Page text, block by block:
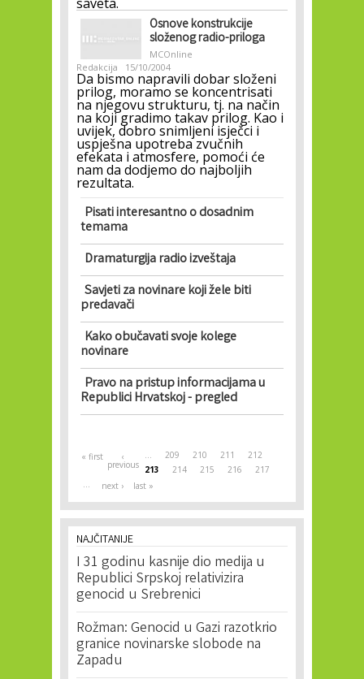
Osnove konstrukcije
složenog radio-priloga
MCOnline
Redakcija
15/10/2004
Da bismo napravili dobar složeni
prilog, moramo se koncentrisati
na njegovu strukturu, tj. na način
na koji gradimo takav prilog. Kao i
uvijek, dobro snimljeni isječci i
uspješna upotreba zvučnih
efekata i atmosfere, pomoći će
nam da dodjemo do najboljih
rezultata.
Pisati interesantno o dosadnim
temama
Dramaturgija radio izveštaja
Savjeti za novinare koji žele biti
predavači
Kako obučavati svoje kolege
novinare
Pravo na pristup informacijama u
Republici Hrvatskoj - pregled
Pages
« first ‹
previous
… 209 210 211
212
213
214 215 216
217
…
next › last »
NAJČITANIJE
I 31 godinu kasnije dio medija u
Republici Srpskoj relativizira
genocid u Srebrenici
Rožman: Genocid u Gazi razotkrio
granice novinarske slobode na
Zapadu